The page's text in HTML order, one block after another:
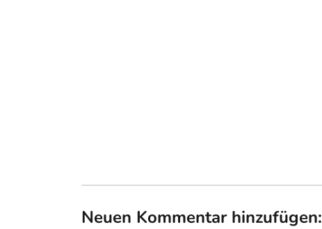
Neuen Kommentar hinzufügen: